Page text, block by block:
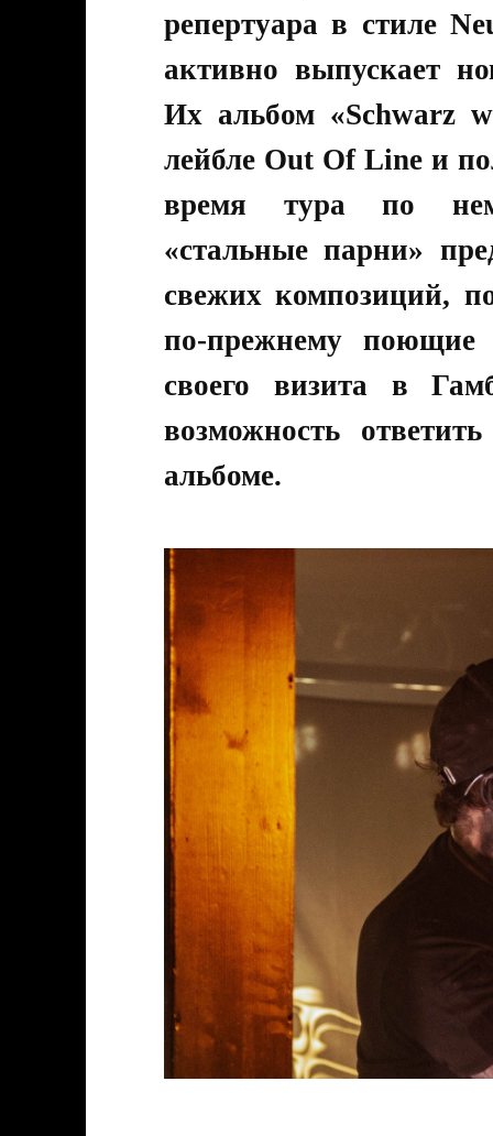
репертуара в стиле
активно выпускает
Их альбом «Schwarz
лейбле Out Of Line и
время тура по
«стальные парни»
свежих композиций,
по-прежнему
своего визита в
возможность
альбоме.